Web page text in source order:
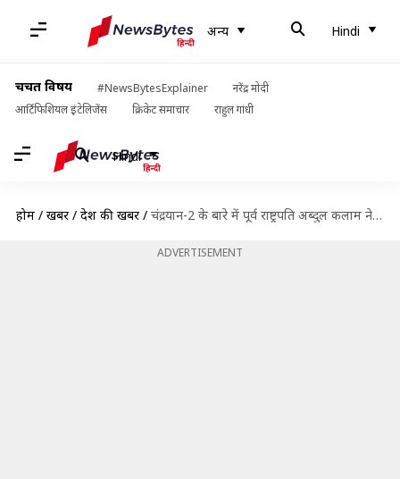
अन्य Hindi
चर्चित विषय #NewsBytesExplainer
नरेंद्र मोदी
आर्टिफिशियल इंटेलिजेंस
क्रिकेट समाचार राहुल गांधी
Hindi
होम / खबरें / देश की खबरें / चंद्रयान-2 के बारे में पूर्व राष्ट्रपति अब्दुल कलाम ने ISRO को दिए थे ये सुझाव
ADVERTISEMENT